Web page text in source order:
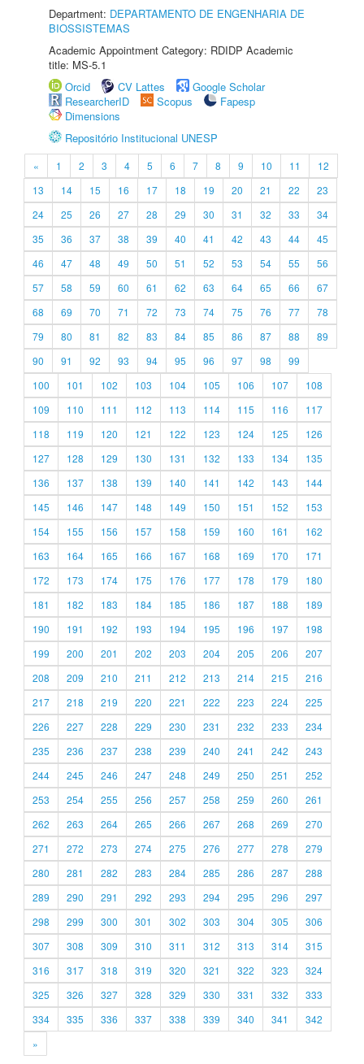
Department: DEPARTAMENTO DE ENGENHARIA DE
BIOSSISTEMAS
Academic Appointment Category: RDIDP Academic
title: MS-5.1
Orcid
CV Lattes
Google Scholar
ResearcherID
Scopus
Fapesp
Dimensions
Repositório Institucional UNESP
« 1 2 3 4 5 6 7 8 9 10 11
12
13
14 15 16 17 18 19 20 21 22
23
24
25 26 27 28 29 30 31 32 33
34
35
36 37 38 39 40 41 42 43 44
45
46
47 48 49 50 51 52 53 54 55
56
57
58 59 60 61 62 63 64 65 66
67
68
69 70 71 72 73 74 75 76 77
78
79
80 81 82 83 84 85 86 87 88
89
90
91 92 93 94 95 96 97 98
99
100
101 102 103 104 105 106 107
108
109
110 111 112 113 114 115 116
117
118
119 120 121 122 123 124 125
126
127
128 129 130 131 132 133 134
135
136
137 138 139 140 141 142 143
144
145
146 147 148 149 150 151 152
153
154
155 156 157 158 159 160 161
162
163
164 165 166 167 168 169 170
171
172
173 174 175 176 177 178 179
180
181
182 183 184 185 186 187 188
189
190
191 192 193 194 195 196 197
198
199
200 201 202 203 204 205 206
207
208
209 210 211 212 213 214 215
216
217
218 219 220 221 222 223 224
225
226
227 228 229 230 231 232 233
234
235
236 237 238 239 240 241 242
243
244
245 246 247 248 249 250 251
252
253
254 255 256 257 258 259 260
261
262
263 264 265 266 267 268 269
270
271
272 273 274 275 276 277 278
279
280
281 282 283 284 285 286 287
288
289
290 291 292 293 294 295 296
297
298
299 300 301 302 303 304 305
306
307
308 309 310 311 312 313 314
315
316
317 318 319 320 321 322 323
324
325
326 327 328 329 330 331 332
333
334
335 336 337 338 339 340 341
342
»